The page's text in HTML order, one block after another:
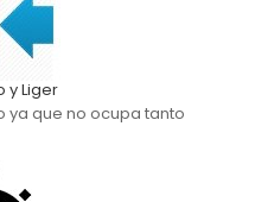
y Liger
ya que no ocupa tanto